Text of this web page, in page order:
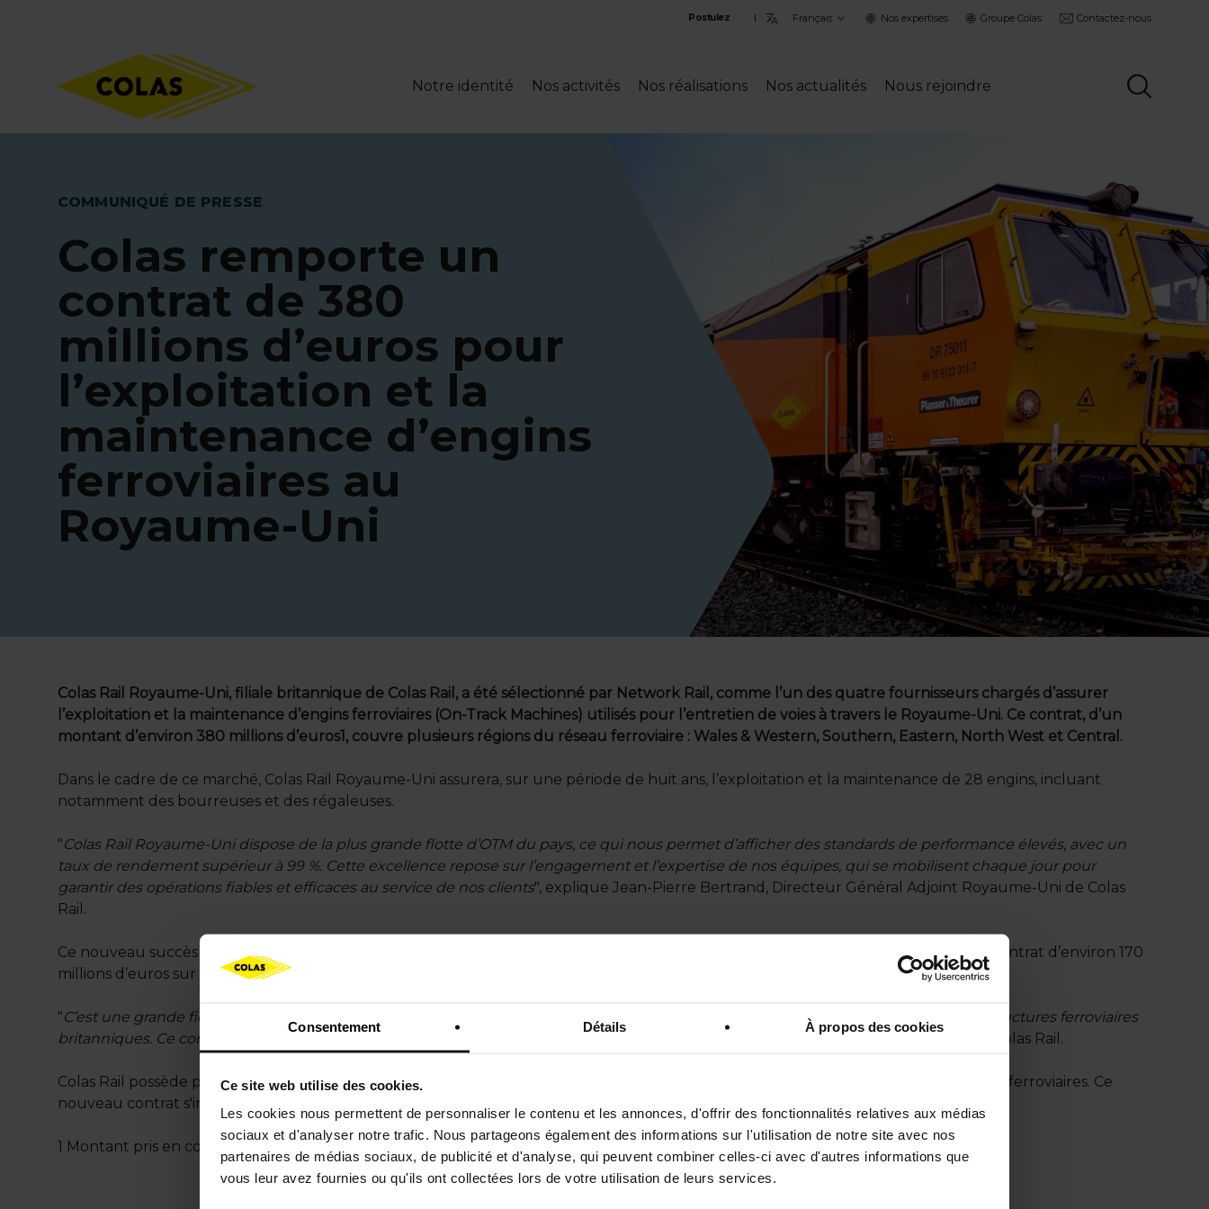
Consentement Détails À propos des cookies
Ce site web utilise des cookies.
Les cookies nous permettent de personnaliser le contenu et les annonces, d'offrir des fonctionnalités relatives aux médias
sociaux et d'analyser notre trafic. Nous partageons également des informations sur l'utilisation de notre site avec nos
partenaires de médias sociaux, de publicité et d'analyse, qui peuvent combiner celles-ci avec d'autres informations que
vous leur avez fournies ou qu'ils ont collectées lors de votre utilisation de leurs services.
Postulez
language
Nos expertises Groupe Colas Contactez-nous
Notre identité Nos activités Nos réalisations Nos actualités Nous rejoindre
COMMUNIQUÉ DE PRESSE
Colas remporte un
contrat de 380
millions d’euros pour
l’exploitation et la
maintenance d’engins
ferroviaires au
Royaume-Uni
Colas Rail Royaume-Uni, filiale britannique de Colas Rail, a été sélectionné par Network Rail, comme l’un des quatre fournisseurs chargés d’assurer
l’exploitation et la maintenance d’engins ferroviaires (On-Track Machines) utilisés pour l’entretien de voies à travers le Royaume-Uni. Ce contrat, d’un
montant d’environ 380 millions d’euros1, couvre plusieurs régions du réseau ferroviaire : Wales & Western, Southern, Eastern, North West et Central.
Dans le cadre de ce marché, Colas Rail Royaume-Uni assurera, sur une période de huit ans, l’exploitation et la maintenance de 28 engins, incluant
notamment des bourreuses et des régaleuses.
"Colas Rail Royaume-Uni dispose de la plus grande flotte d’OTM du pays, ce qui nous permet d’afficher des standards de performance élevés, avec un
taux de rendement supérieur à 99 %. Cette excellence repose sur l’engagement et l’expertise de nos équipes, qui se mobilisent chaque jour pour
garantir des opérations fiables et efficaces au service de nos clients", explique Jean-Pierre Bertrand, Directeur Général Adjoint Royaume-Uni de Colas
Rail.
Ce nouveau succès vient renforcer la relation de confiance entre Network Rail et Colas Rail. Il s’ajoute à la récente signature d’un contrat d’environ 170
millions d’euros sur cinq ans, pour l’exploitation et la maintenance de la flotte de trains de meulage et de fraisage de Network Rail.
"C’est une grande fierté pour Colas Rail de continuer à accompagner Network Rail dans la maintenance et la sécurisation des infrastructures ferroviaires
britanniques. Ce contrat reflète la performance et l’excellence opérationnelle de nos équipes"
, déclare Hervé Le Joliff, Président de Colas Rail.
Colas Rail possède plus d’un siècle d'expérience dans la conception, la gestion, la construction et la maintenance des infrastructures ferroviaires. Ce
nouveau contrat s'inscrit dans la continuité de sa présence et de son engagement au Royaume-Uni depuis plus de 25 ans.
1 Montant pris en commande au premier trimestre 2025